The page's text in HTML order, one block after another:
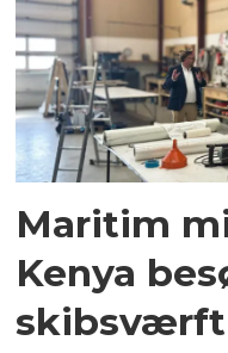
Maritim
Kenya
skibsværft